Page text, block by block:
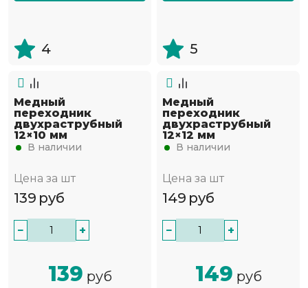
4 5
Медный
переходник
двухраструбный
12×10 мм
В наличии
Цена за шт
139 руб
− +
139 руб
Медный
переходник
двухраструбный
12×12 мм
В наличии
Цена за шт
149 руб
− +
149 руб